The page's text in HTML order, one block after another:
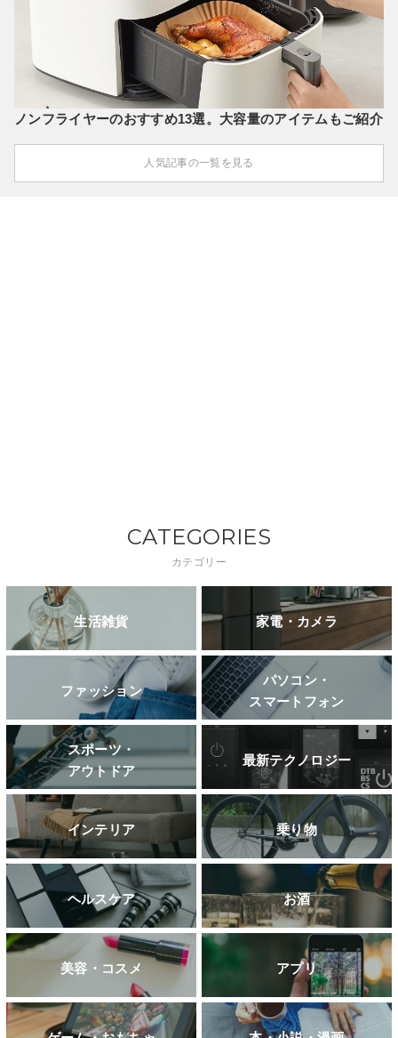
ノンフライヤーのおすすめ13選。大容量のアイテムもご紹介
人気記事の一覧を見る
CATEGORIES
カテゴリー
生活雑貨 家電・カメラ
ファッション
パソコン・
スマートフォン
スポーツ・
アウトドア
最新テクノロジー
インテリア 乗り物
ヘルスケア お酒
美容・コスメ アプリ